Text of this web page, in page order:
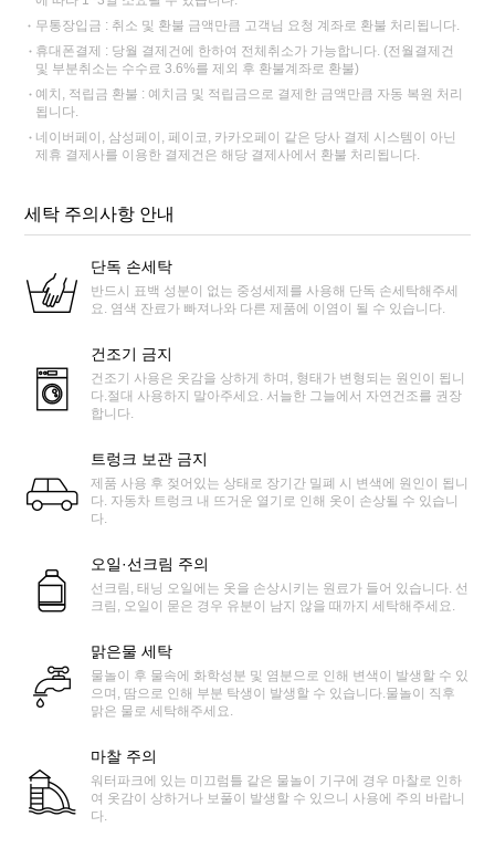
무통장입금 : 취소 및 환불 금액만큼 고객님 요청 계좌로 환불 처리됩니다.
휴대폰결제 : 당월 결제건에 한하여 전체취소가 가능합니다. (전월결제건
및 부분취소는 수수료 3.6%를 제외 후 환불계좌로 환불)
예치, 적립금 환불 : 예치금 및 적립금으로 결제한 금액만큼 자동 복원 처리
됩니다.
네이버페이, 삼성페이, 페이코, 카카오페이 같은 당사 결제 시스템이 아닌
제휴 결제사를 이용한 결제건은 해당 결제사에서 환불 처리됩니다.
세탁 주의사항 안내
단독 손세탁
반드시 표백 성분이 없는 중성세제를 사용해 단독 손세탁해주세
요. 염색 잔료가 빠져나와 다른 제품에 이염이 될 수 있습니다.
건조기 금지
건조기 사용은 옷감을 상하게 하며, 형태가 변형되는 원인이 됩니
다.절대 사용하지 말아주세요. 서늘한 그늘에서 자연건조를 권장
합니다.
트렁크 보관 금지
제품 사용 후 젖어있는 상태로 장기간 밀폐 시 변색에 원인이 됩니
다. 자동차 트렁크 내 뜨거운 열기로 인해 옷이 손상될 수 있습니
다.
오일·선크림 주의
선크림, 태닝 오일에는 옷을 손상시키는 원료가 들어 있습니다. 선
크림, 오일이 묻은 경우 유분이 남지 않을 때까지 세탁해주세요.
맑은물 세탁
물놀이 후 물속에 화학성분 및 염분으로 인해 변색이 발생할 수 있
으며, 땀으로 인해 부분 탁생이 발생할 수 있습니다.물놀이 직후
맑은 물로 세탁해주세요.
마찰 주의
워터파크에 있는 미끄럼틀 같은 물놀이 기구에 경우 마찰로 인하
여 옷감이 상하거나 보풀이 발생할 수 있으니 사용에 주의 바랍니
다.